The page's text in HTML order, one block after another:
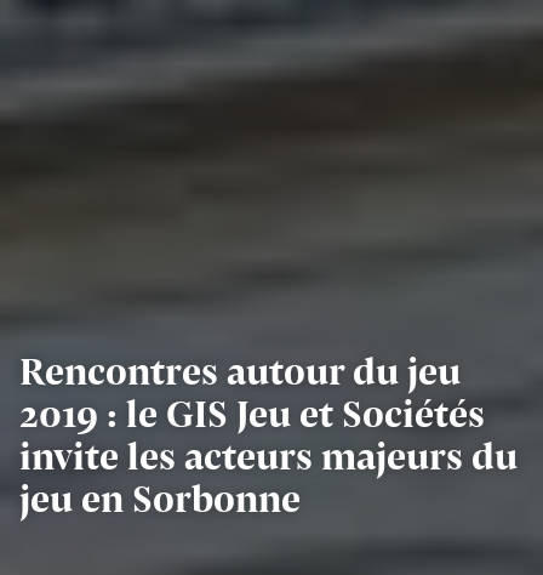
Rencontres autour du jeu
2019 : le GIS Jeu et Sociétés
invite les acteurs majeurs du
jeu en Sorbonne